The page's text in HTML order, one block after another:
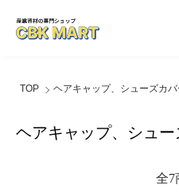
TOP ヘアキャップ、シューズカバ
ヘアキャップ、シュー
全7